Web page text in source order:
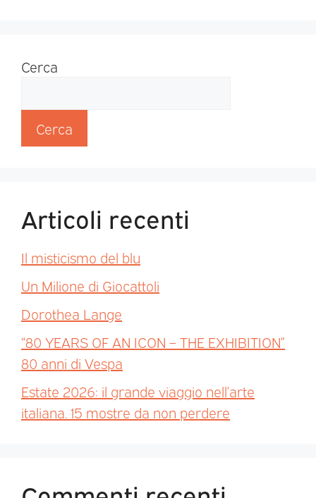
Cerca
Cerca
Articoli recenti
Il misticismo del blu
Un Milione di Giocattoli
Dorothea Lange
“80 YEARS OF AN ICON – THE EXHIBITION”
80 anni di Vespa
Estate 2026: il grande viaggio nell’arte
italiana. 15 mostre da non perdere